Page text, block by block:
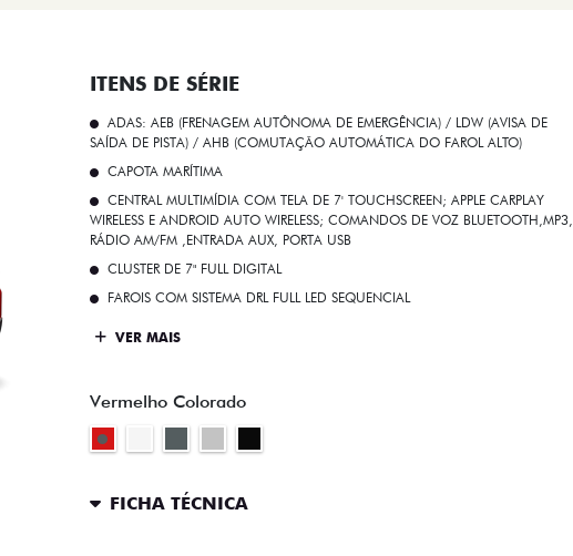
ITENS DE SÉRIE
ADAS: AEB (FRENAGEM AUTÔNOMA DE EMERGÊNCIA) / LDW (AVISA DE
SAÍDA DE PISTA) / AHB (COMUTAÇÃO AUTOMÁTICA DO FAROL ALTO)
CAPOTA MARÍTIMA
CENTRAL MULTIMÍDIA COM TELA DE 7' TOUCHSCREEN; APPLE CARPLAY
WIRELESS E ANDROID AUTO WIRELESS; COMANDOS DE VOZ BLUETOOTH,MP3,
RÁDIO AM/FM ,ENTRADA AUX, PORTA USB
CLUSTER DE 7" FULL DIGITAL
FAROIS COM SISTEMA DRL FULL LED SEQUENCIAL
VER MAIS
Vermelho Colorado
FICHA TÉCNICA